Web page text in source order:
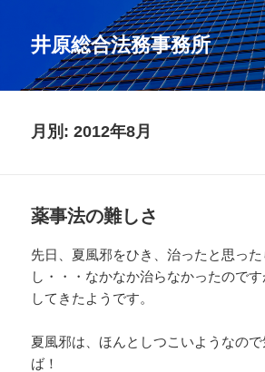
井原総合法務事務所
月別: 2012年8月
薬事法の難しさ
先日、夏風邪をひき、治ったと思っ
し・・・なかなか治らなかったので
してきたようです。
夏風邪は、ほんとしつこいようなの
ば！